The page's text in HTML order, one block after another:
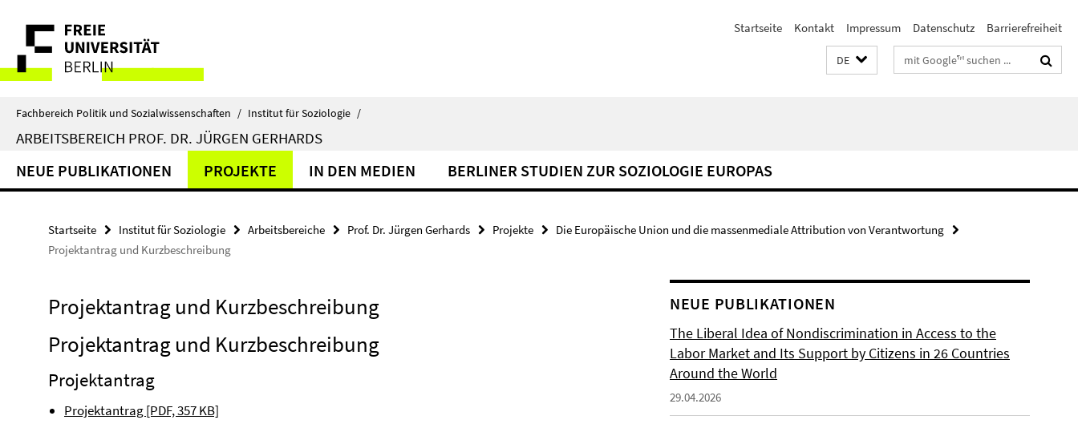
direkt
Inhalt
Service-
Navigation
Startseite Kontakt Impressum Datenschutz Barrierefreiheit
DE Suchbegriffe
Fachbereich Politik und Sozialwissenschaften / Institut für Soziologie /
ARBEITSBEREICH PROF. DR. JÜRGEN GERHARDS
NEUE PUBLIKATIONEN PROJEKTE IN DEN MEDIEN BERLINER STUDIEN ZUR SOZIOLOGIE EUROPAS
Startseite Institut für Soziologie Arbeitsbereiche Prof. Dr. Jürgen Gerhards Projekte
Die Europäische Union und die massenmediale Attribution von Verantwortung
Projektantrag und Kurzbeschreibung
Projektantrag und Kurzbeschreibung
Projektantrag und Kurzbeschreibung
Projektantrag
Projektantrag [PDF, 357 KB]
NEUE PUBLIKATIONEN
The Liberal Idea of Nondiscrimination in Access to the
Labor Market and Its Support by Citizens in 26 Countries
Around the World
29.04.2026